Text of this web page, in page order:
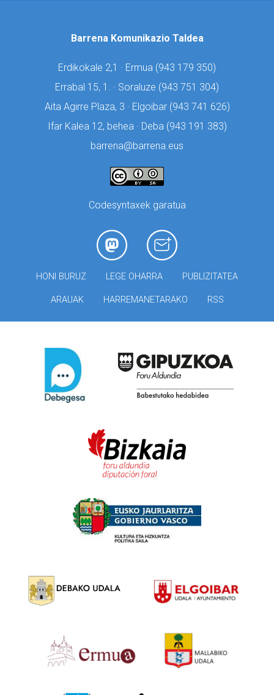
Barrena Komunikazio Taldea
Erdikokale 2,1 · Ermua (943 179 350)
Errabal 15, 1. · Soraluze (943 751 304)
Aita Agirre Plaza, 3 · Elgoibar (943 741 626)
Ifar Kalea 12, behea · Deba (943 191 383)
barrena@barrena.eus
Codesyntaxek garatua
HONI BURUZ LEGE OHARRA PUBLIZITATEA
ARAUAK HARREMANETARAKO RSS